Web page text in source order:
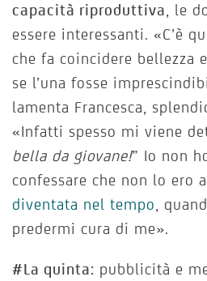
capacità riproduttiva , le
essere interessanti. «C’è
che fa coincidere bellezza
se l’una fosse
lamenta Francesca,
«Infatti spesso mi viene
bella da giovane!” Io non
confessare che non lo ero
diventata nel tempo ,
predermi cura di me».
#La quinta: pubblicità e